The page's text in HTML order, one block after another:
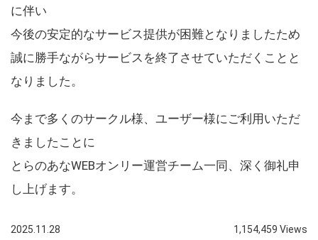
に伴い
今後の安定的なサービス提供が困難となりましたため
誠に勝手ながらサービスを終了させていただくことと
なりました。
今まで多くのサークル様、ユーザー様にご利用いただ
きましたことに
とらのあなWEBオンリー運営チーム一同、深く御礼申
し上げます。
2025.11.28 1,154,459 Views